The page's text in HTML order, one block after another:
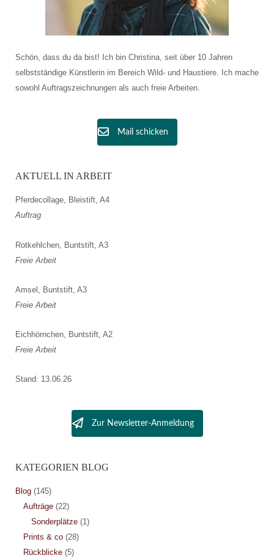
Schön, dass du da bist! Ich bin Christina, seit über 10 Jahren
selbstständige Künstlerin im Bereich Wild- und Haustiere. Ich mache
sowohl Auftragszeichnungen als auch freie Arbeiten.
Mail schicken
AKTUELL IN ARBEIT
Pferdecollage, Bleistift, A4
Auftrag
Rotkehlchen, Buntstift, A3
Freie Arbeit
Amsel, Buntstift, A3
Freie Arbeit
Eichhörnchen, Buntstift, A2
Freie Arbeit
Stand: 13.06.26
Zur Newsletter-Anmeldung
KATEGORIEN BLOG
Blog(145)
Aufträge(22)
Sonderplätze(1)
Prints & co(28)
Rückblicke(5)